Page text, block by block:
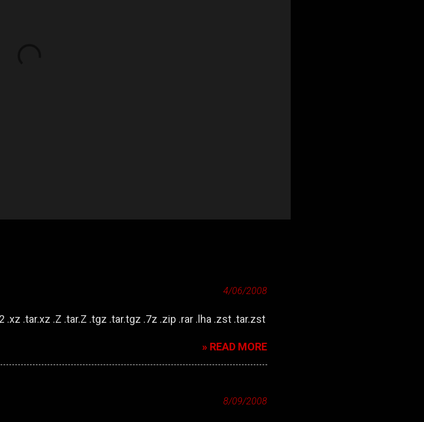
4/06/2008
.tar.xz .Z .tar.Z .tgz .tar.tgz .7z .zip .rar .lha .zst .tar.zst
» READ MORE
8/09/2008